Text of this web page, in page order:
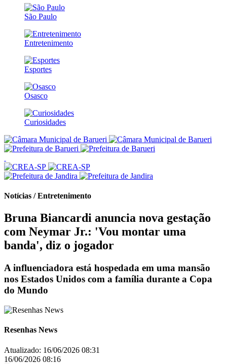
São Paulo
Entretenimento
Esportes
Osasco
Curiosidades
Notícias / Entretenimento
Bruna Biancardi anuncia nova gestação
com Neymar Jr.: 'Vou montar uma
banda', diz o jogador
A influenciadora está hospedada em uma mansão
nos Estados Unidos com a família durante a Copa
do Mundo
Resenhas News
Atualizado: 16/06/2026 08:31
16/06/2026 08:16